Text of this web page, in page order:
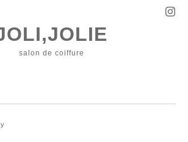
salon de coiffure